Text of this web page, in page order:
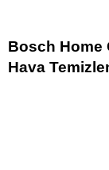
Bosch Home
Hava